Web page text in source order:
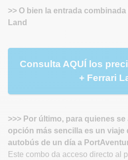
>> O bien la entrada
Land
Consulta AQUÍ los
+ Ferrari
>>> Por último, para quienes se
opción más sencilla es un viaje
autobús de un día a
Este combo da acceso directo al